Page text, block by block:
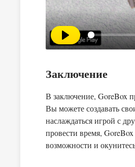
Заключение
В заключение, GoreBox
Вы можете создавать
наслаждаться игрой с
провести время,
возможности и